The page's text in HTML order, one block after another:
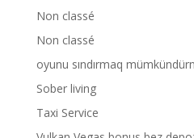
Non classé
Non classé
oyunu sındırmaq
Sober living
Taxi Service